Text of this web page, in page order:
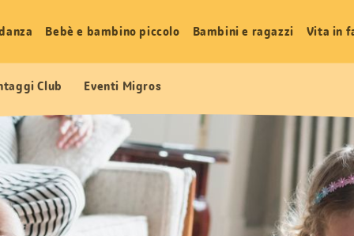
Bebè e bambino piccolo Bambini e ragazzi Vita in
Club Eventi Migros